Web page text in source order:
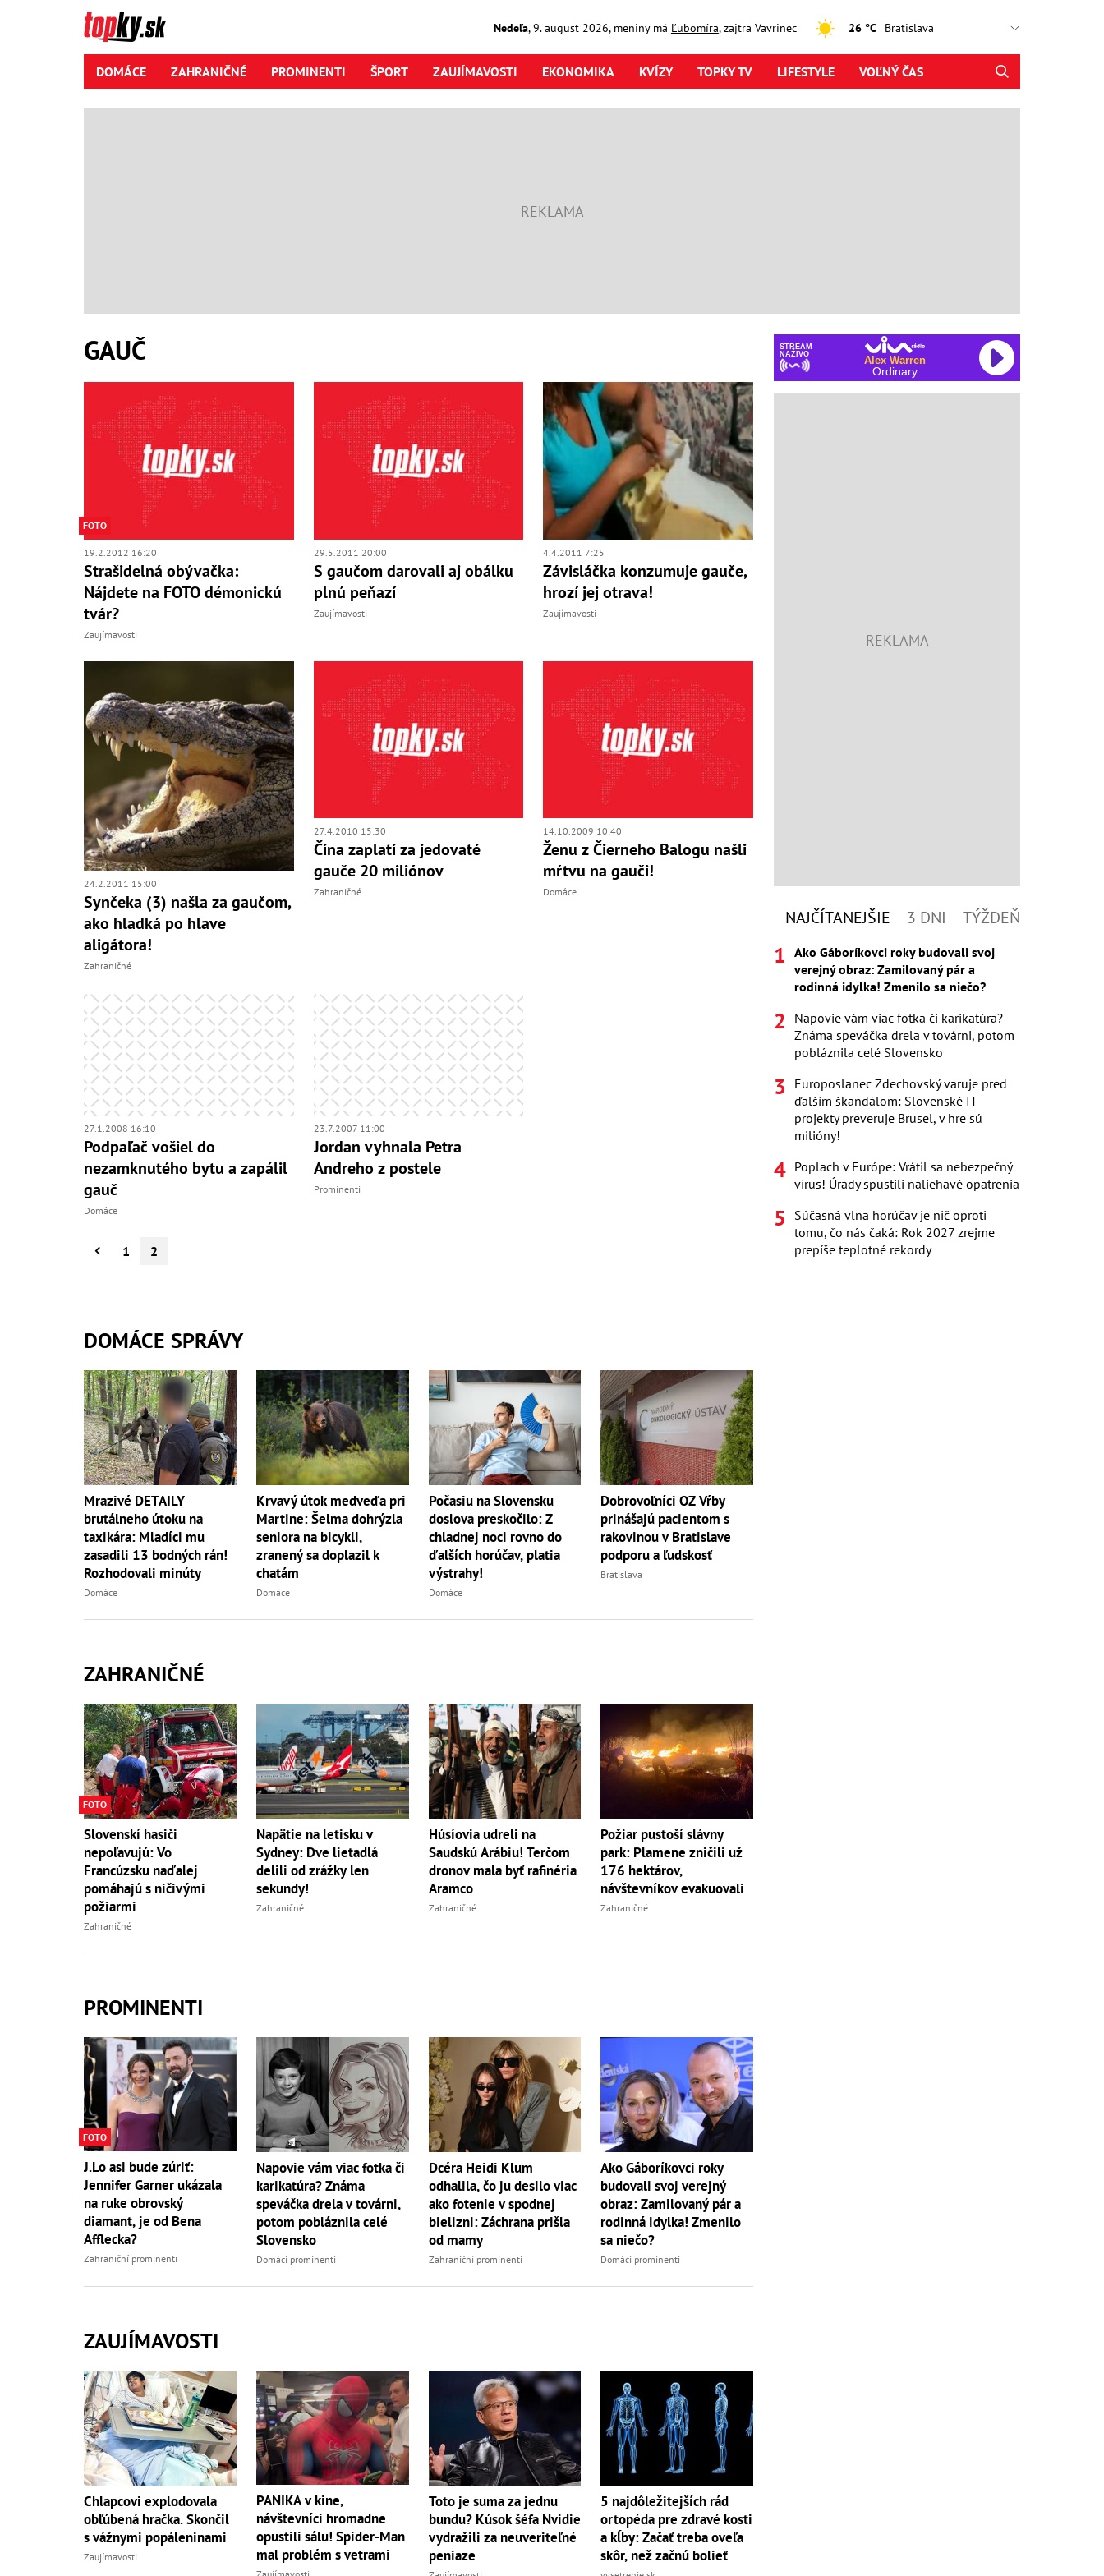
Nedeľa,9. august2026, meniny má Ľubomíra, zajtra Vavrinec 26 °C
DOMÁCE ZAHRANIČNÉ PROMINENTI ŠPORT ZAUJÍMAVOSTI EKONOMIKA KVÍZY TOPKY TV LIFESTYLE VOĽNÝ ČAS
GAUČ
FOTO
19.2.2012 16:20
Strašidelná obývačka:
Nájdete na FOTO démonickú
tvár?
Zaujímavosti
29.5.2011 20:00
S gaučom darovali aj obálku
plnú peňazí
Zaujímavosti
4.4.2011 7:25
Závisláčka konzumuje gauče,
hrozí jej otrava!
Zaujímavosti
24.2.2011 15:00
Synčeka (3) našla za gaučom,
ako hladká po hlave
aligátora!
Zahraničné
27.4.2010 15:30
Čína zaplatí za jedovaté
gauče 20 miliónov
Zahraničné
14.10.2009 10:40
Ženu z Čierneho Balogu našli
mŕtvu na gauči!
Domáce
27.1.2008 16:10
Podpaľač vošiel do
nezamknutého bytu a zapálil
gauč
Domáce
23.7.2007 11:00
Jordan vyhnala Petra
Andreho z postele
Prominenti
1 2
DOMÁCE SPRÁVY
Mrazivé DETAILY
brutálneho útoku na
taxikára: Mladíci mu
zasadili 13 bodných rán!
Rozhodovali minúty
Domáce
Krvavý útok medveďa pri
Martine: Šelma dohrýzla
seniora na bicykli,
zranený sa doplazil k
chatám
Domáce
Počasiu na Slovensku
doslova preskočilo: Z
chladnej noci rovno do
ďalších horúčav, platia
výstrahy!
Domáce
Dobrovoľníci OZ Vŕby
prinášajú pacientom s
rakovinou v Bratislave
podporu a ľudskosť
Bratislava
ZAHRANIČNÉ
FOTO
Slovenskí hasiči
nepoľavujú: Vo
Francúzsku naďalej
pomáhajú s ničivými
požiarmi
Zahraničné
Napätie na letisku v
Sydney: Dve lietadlá
delili od zrážky len
sekundy!
Zahraničné
Húsíovia udreli na
Saudskú Arábiu! Terčom
dronov mala byť rafinéria
Aramco
Zahraničné
Požiar pustoší slávny
park: Plamene zničili už
176 hektárov,
návštevníkov evakuovali
Zahraničné
PROMINENTI
FOTO
J.Lo asi bude zúriť:
Jennifer Garner ukázala
na ruke obrovský
diamant, je od Bena
Afflecka?
Zahraniční prominenti
Napovie vám viac fotka či
karikatúra? Známa
speváčka drela v továrni,
potom pobláznila celé
Slovensko
Domáci prominenti
Dcéra Heidi Klum
odhalila, čo ju desilo viac
ako fotenie v spodnej
bielizni: Záchrana prišla
od mamy
Zahraniční prominenti
Ako Gáboríkovci roky
budovali svoj verejný
obraz: Zamilovaný pár a
rodinná idylka! Zmenilo
sa niečo?
Domáci prominenti
ZAUJÍMAVOSTI
Chlapcovi explodovala
obľúbená hračka. Skončil
s vážnymi popáleninami
Zaujímavosti
PANIKA v kine,
návštevníci hromadne
opustili sálu! Spider-Man
mal problém s vetrami
Toto je suma za jednu
bundu? Kúsok šéfa Nvidie
vydražili za neuveriteľné
peniaze
5 najdôležitejších rád
ortopéda pre zdravé kosti
a kĺby: Začať treba oveľa
skôr, než začnú bolieť
STREAM
NAŽIVO
Alex Warren
Ordinary
NAJČÍTANEJŠIE 3 DNI TÝŽDEŇ
Ako Gáboríkovci roky budovali svoj
verejný obraz: Zamilovaný pár a
rodinná idylka! Zmenilo sa niečo?
Napovie vám viac fotka či karikatúra?
Známa speváčka drela v továrni, potom
pobláznila celé Slovensko
Europoslanec Zdechovský varuje pred
ďalším škandálom: Slovenské IT
projekty preveruje Brusel, v hre sú
milióny!
Poplach v Európe: Vrátil sa nebezpečný
vírus! Úrady spustili naliehavé opatrenia
Súčasná vlna horúčav je nič oproti
tomu, čo nás čaká: Rok 2027 zrejme
prepíše teplotné rekordy